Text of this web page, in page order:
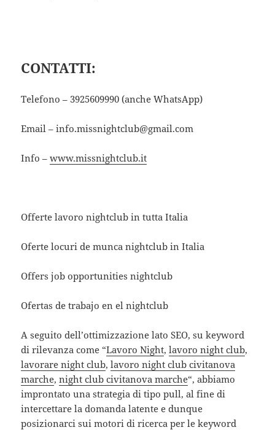
CONTATTI:
Telefono – 3925609990 (anche WhatsApp)
Email – info.missnightclub@gmail.com
Info –www.missnightclub.it
Offerte lavoro nightclub in tutta Italia
Oferte locuri de munca nightclub in Italia
Offers job opportunities nightclub
Ofertas de trabajo en el nightclub
A seguito dell’ottimizzazione lato SEO, su keyword
di rilevanza come “Lavoro Night,lavoro night club,
lavorare night club,lavoro night club civitanova
marche,night club civitanova marche“, abbiamo
improntato una strategia di tipo pull, al fine di
intercettare la domanda latente e dunque
posizionarci sui motori di ricerca per le keyword